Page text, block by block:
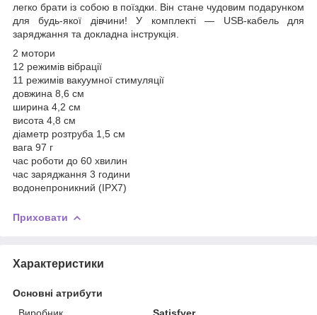
легко брати із собою в поїздки. Він стане чудовим подарунком
для будь-якої дівчини! У комплекті — USB-кабель для
заряджання та докладна інструкція.
2 мотори
12 режимів вібрації
11 режимів вакуумної стимуляції
довжина 8,6 см
ширина 4,2 см
висота 4,8 см
діаметр розтруба 1,5 см
вага 97 г
час роботи до 60 хвилин
час заряджання 3 години
водонепроникний (IPX7)
Приховати
Характеристики
Основні атрибути
Виробник
Satisfyer